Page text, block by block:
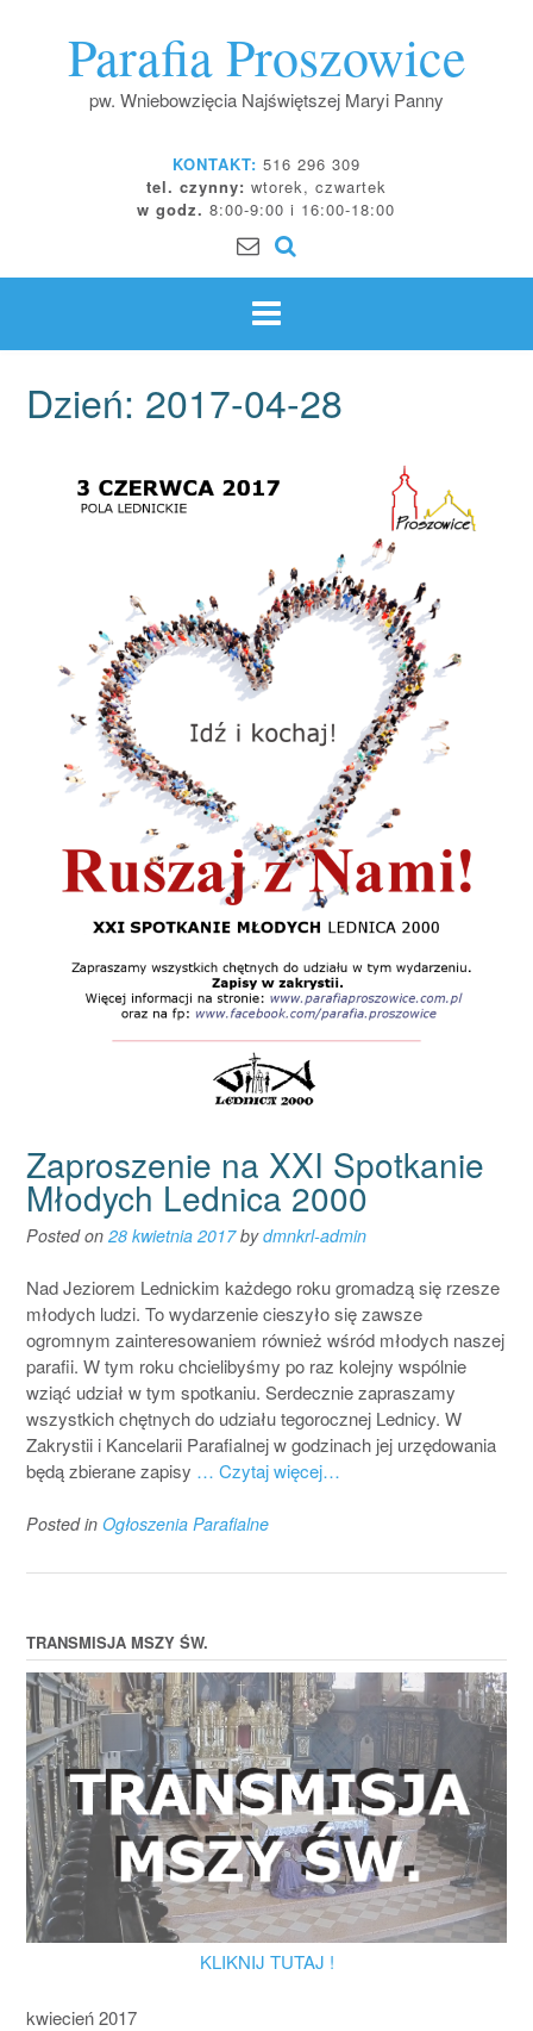
Parafia Proszowice
pw. Wniebowzięcia Najświętszej Maryi Panny
KONTAKT: 516 296 309
tel. czynny: wtorek, czwartek
w godz. 8:00-9:00 i 16:00-18:00
Dzień: 2017-04-28
Zaproszenie na XXI Spotkanie
Młodych Lednica 2000
Posted on 28 kwietnia 2017bydmnkrl-admin
Nad Jeziorem Lednickim każdego roku gromadzą się rzesze
młodych ludzi. To wydarzenie cieszyło się zawsze
ogromnym zainteresowaniem również wśród młodych naszej
parafii. W tym roku chcielibyśmy po raz kolejny wspólnie
wziąć udział w tym spotkaniu. Serdecznie zapraszamy
wszystkich chętnych do udziału tegorocznej Lednicy. W
Zakrystii i Kancelarii Parafialnej w godzinach jej urzędowania
będą zbierane zapisy … Czytaj więcej…
Posted in Ogłoszenia Parafialne
TRANSMISJA MSZY ŚW.
KLIKNIJ TUTAJ !
kwiecień 2017